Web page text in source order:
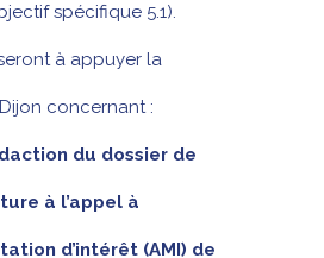
spécifique 5.1).
à appuyer la
concernant :
du dossier de
à l’appel à
d’intérêt (AMI) de